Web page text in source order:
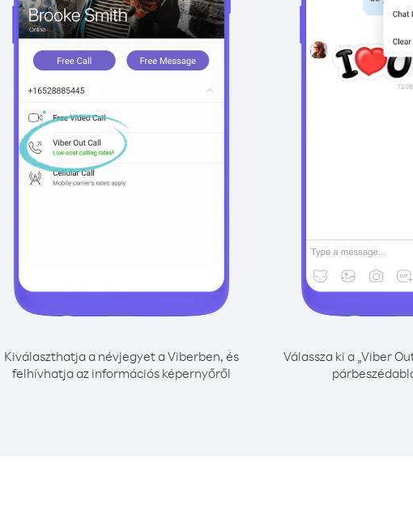
Kiválaszthatja a névjegyet a Viberben, és
felhívhatja az információs képernyőről
Válassza ki a „Viber